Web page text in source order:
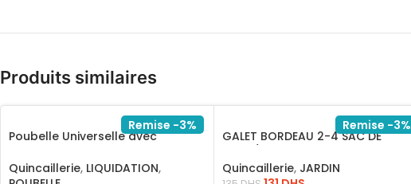
Produits similaires
Remise -3%
Poubelle Universelle avec
Quincaillerie, LIQUIDATION,
Remise -3%
GALET BORDEAU 2-4 SAC DE
Quincaillerie, JARDIN